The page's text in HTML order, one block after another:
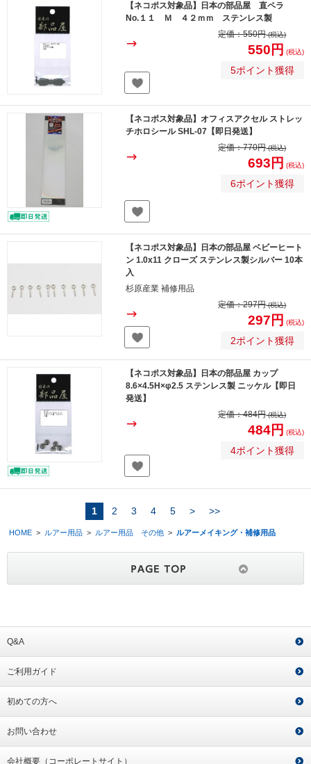
【ネコポス対象品】日本の部品屋 直ペラ
No.１１ Ｍ ４２ｍｍ ステンレス製
定価：550円(税込)
550円 (税込)
5ポイント獲得
【ネコポス対象品】オフィスアクセル ストレッ
チホロシール SHL-07【即日発送】
定価：770円(税込)
693円 (税込)
6ポイント獲得
【ネコポス対象品】日本の部品屋 ベビーヒート
ン 1.0x11 クローズ ステンレス製シルバー 10本
入
杉原産業 補修用品
定価：297円(税込)
297円 (税込)
2ポイント獲得
【ネコポス対象品】日本の部品屋 カップ
8.6×4.5H×φ2.5 ステンレス製 ニッケル【即日
発送】
定価：484円(税込)
484円 (税込)
4ポイント獲得
1 2 3 4 5 > >>
HOME > ルアー用品 > ルアー用品 その他 > ルアーメイキング・補修用品
Q&A
ご利用ガイド
初めての方へ
お問い合わせ
会社概要（コーポレートサイト）